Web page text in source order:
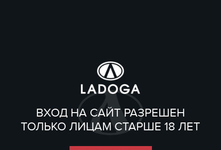
ВХОД НА САЙТ РАЗРЕШЕН
ТОЛЬКО ЛИЦАМ СТАРШЕ 18 ЛЕТ